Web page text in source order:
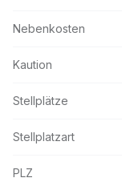
Nebenkosten
Kaution
Stellplätze
Stellplatzart
PLZ